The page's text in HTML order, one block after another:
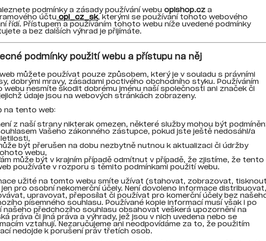
podmínky a zásady používání webu opishop.cz a
účtu opi_cz_sk, kterými se používání tohoto webového
řídí. Přístupem a používáním tohoto webu níže uvedené podmínky
a bez dalších výhrad je přijímáte.
podmínky použití webu a přístupu na něj
můžete používat pouze způsobem, který je v souladu s právními
dobrými mravy, zásadami poctivého obchodního styku. Používáním
webu nesmíte škodit dobrému jménu naší společnosti ani značek či
údaje jsou na webových stránkách zobrazeny.
na tento web:
z naší strany nikterak omezen, některé služby mohou být
Vašeho zákonného zástupce, pokud jste ještě nedosáhl/a
být přerušen na dobu nezbytně nutnou k aktualizaci či údržby
webu,
může být v krajním případě odmítnut v případě, že zjistíme, že tento
používáte v rozporu s těmito podmínkami použití webu.
užité na tomto webu smíte užívat (stahovat, zobrazovat, tisknout
jen pro osobní nekomerční účely. Není dovoleno informace distribuovat,
upravovat, přeposílat či používat pro komerční účely bez
písemného souhlasu. Používané kopie informací musí však i po
našeho předchozího souhlasu obsahovat veškerá upozornění na
práva či jiná práva a výhrady, jež jsou v nich uvedena nebo se
vztahují. Nezaručujeme ani neodpovídáme za to, že použitím
nedojde k porušení práv třetích osob.